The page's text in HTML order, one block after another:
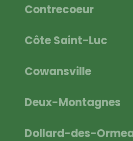
Contrecoeur
Côte Saint-Luc
Cowansville
Deux-Montagnes
Dollard-des-